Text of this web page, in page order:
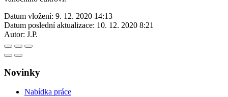
Datum vložení: 9. 12. 2020 14:13
Datum poslední aktualizace: 10. 12. 2020 8:21
Autor: J.P.
Novinky
Nabídka práce